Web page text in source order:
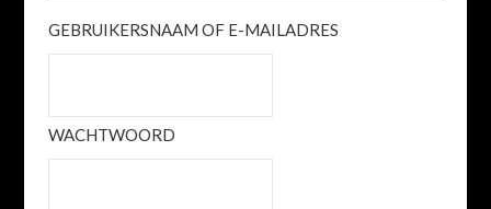
GEBRUIKERSNAAM OF E-MAILADRES
WACHTWOORD